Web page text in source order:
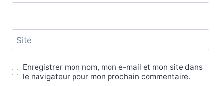
Site
Enregistrer mon nom, mon e-mail et mon site dans
le navigateur pour mon prochain commentaire.